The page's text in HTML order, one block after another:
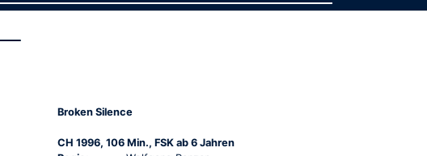
Broken Silence
CH 1996, 106 Min., FSK ab 6 Jahren